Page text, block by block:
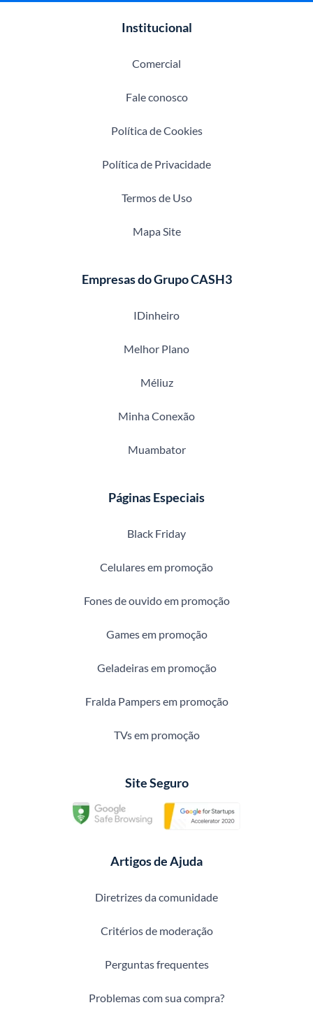
Institucional
Comercial
Fale conosco
Política de Cookies
Política de Privacidade
Termos de Uso
Mapa Site
Empresas do Grupo CASH3
IDinheiro
Melhor Plano
Méliuz
Minha Conexão
Muambator
Páginas Especiais
Black Friday
Celulares em promoção
Fones de ouvido em promoção
Games em promoção
Geladeiras em promoção
Fralda Pampers em promoção
TVs em promoção
Site Seguro
Artigos de Ajuda
Diretrizes da comunidade
Critérios de moderação
Perguntas frequentes
Problemas com sua compra?